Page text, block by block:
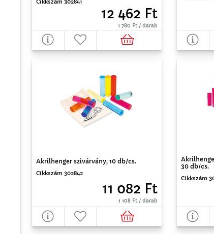
Cikkszám 302841
12 462 Ft
1 780 Ft / darab
Akrilhenger szivárvány, 10 db/cs.
Cikkszám 302842
11 082 Ft
1 108 Ft / darab
30 db/cs.
Cikkszám